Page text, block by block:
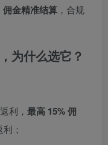
金精准结算 ，合规
为什么选它？
利， 最高 15% 佣
；